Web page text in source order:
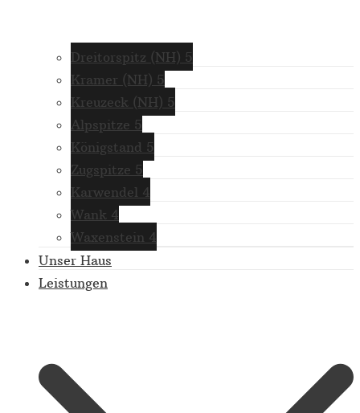
Dreitorspitz (NH) 5
Kramer (NH) 5
Kreuzeck (NH) 5
Alpspitze 5
Königstand 5
Zugspitze 5
Karwendel 4
Wank 4
Waxenstein 4
Unser Haus
Leistungen